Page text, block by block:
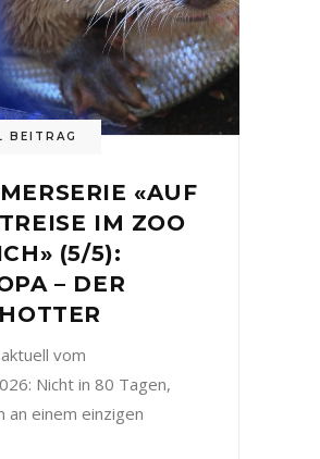
BEITRAG
«AUF
IM ZOO
(5/5):
– DER
vom
Nicht in 80 Tagen,
an einem einzigen